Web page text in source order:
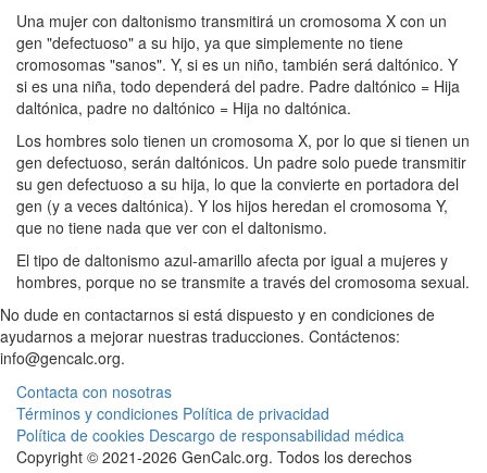
Una mujer con daltonismo transmitirá un cromosoma X con un
gen "defectuoso" a su hijo, ya que simplemente no tiene
cromosomas "sanos". Y, si es un niño, también será daltónico. Y
si es una niña, todo dependerá del padre. Padre daltónico = Hija
daltónica, padre no daltónico = Hija no daltónica.
Los hombres solo tienen un cromosoma X, por lo que si tienen un
gen defectuoso, serán daltónicos. Un padre solo puede transmitir
su gen defectuoso a su hija, lo que la convierte en portadora del
gen (y a veces daltónica). Y los hijos heredan el cromosoma Y,
que no tiene nada que ver con el daltonismo.
El tipo de daltonismo azul-amarillo afecta por igual a mujeres y
hombres, porque no se transmite a través del cromosoma sexual.
No dude en contactarnos si está dispuesto y en condiciones de
ayudarnos a mejorar nuestras traducciones. Contáctenos:
info@gencalc.org.
Contacta con nosotras
Términos y condiciones Política de privacidad
Política de cookies Descargo de responsabilidad médica
Copyright © 2021-2026 GenCalc.org. Todos los derechos